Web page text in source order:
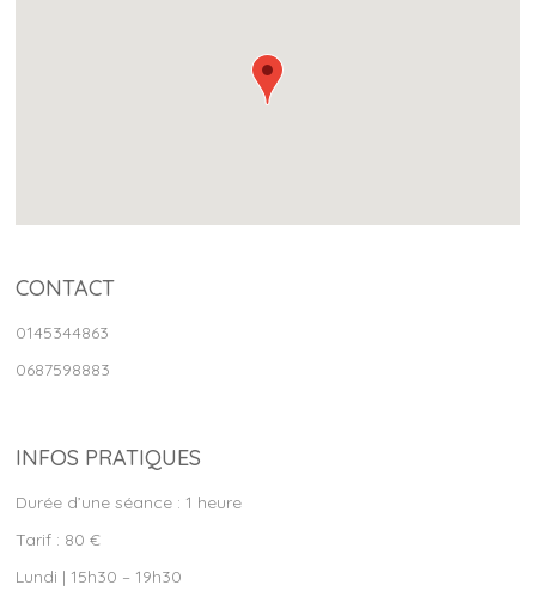
CONTACT
0145344863
0687598883
INFOS PRATIQUES
Durée d’une séance : 1 heure
Tarif : 80 €
Lundi | 15h30 – 19h30